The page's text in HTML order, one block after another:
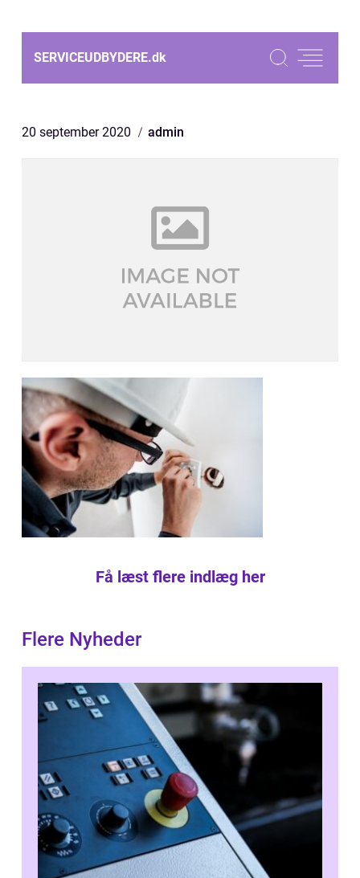
SERVICEUDBYDERE.dk
20 september 2020 admin
Få læst flere indlæg her
Flere Nyheder